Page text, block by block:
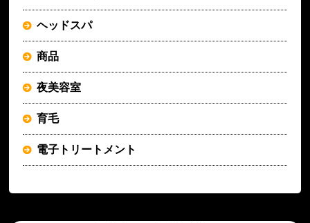
ヘッドスパ
商品
夜美容室
育毛
電子トリートメント